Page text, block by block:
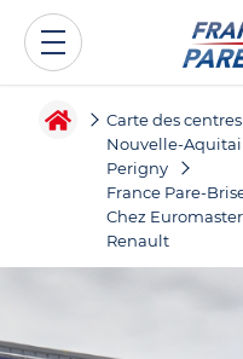
Carte des centres
Nouvelle-
Perigny
France Pare-
Chez Euromaster
Renault